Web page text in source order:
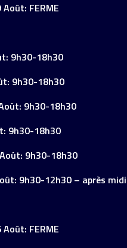
FERME
9h30-18h30
9h30-18h30
9h30-18h30
9h30-18h30
9h30-18h30
9h30-12h30 – après
FERME